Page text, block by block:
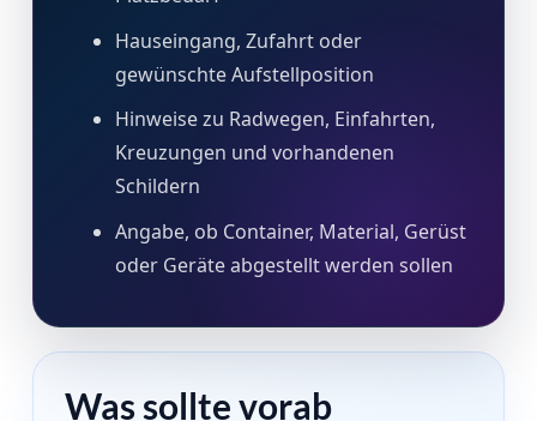
Hauseingang, Zufahrt oder
gewünschte Aufstellposition
Hinweise zu Radwegen, Einfahrten,
Kreuzungen und vorhandenen
Schildern
Angabe, ob Container, Material, Gerüst
oder Geräte abgestellt werden sollen
Was sollte vorab